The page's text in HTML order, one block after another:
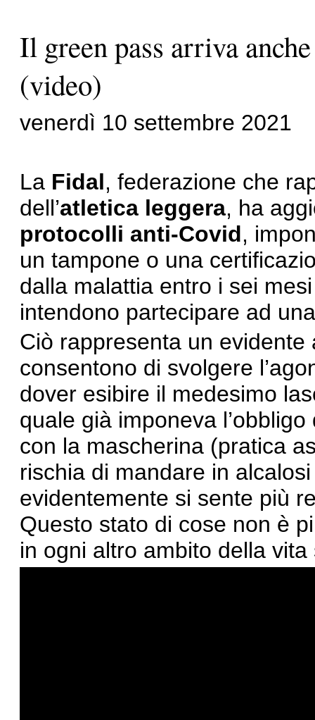
Il green pass arriva
(video)
venerdì 10 settembre 2021
La Fidal, federazione che
dell’atletica leggera, ha
protocolli anti-Covid,
un tampone o una
dalla malattia entro i sei
intendono partecipare ad
Ciò rappresenta un
consentono di svolgere
dover esibire il medesimo
quale già imponeva
con la mascherina (pratica
rischia di mandare in
evidentemente si sente più
Questo stato di cose non è
in ogni altro ambito della vita